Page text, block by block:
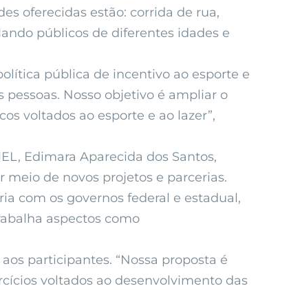
oferecidas estão: corrida de rua,
públicos de diferentes idades e
pública de incentivo ao esporte e
Nosso objetivo é ampliar o
voltados ao esporte e ao lazer”,
Edimara Aparecida dos Santos,
de novos projetos e parcerias.
com os governos federal e estadual,
aspectos como
participantes. “Nossa proposta é
voltados ao desenvolvimento das